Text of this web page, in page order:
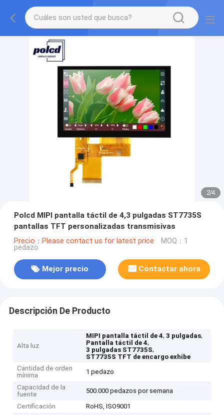
2/4
Polcd MIPI pantalla táctil de 4,3 pulgadas ST7735S
pantallas TFT personalizadas transmisivas
Precio：Please contact us for latest price MOQ：1
pedazo
Mejor precio Contactar ahora
Descripción De Producto
Alta luz
MIPI pantalla táctil de 4,3 pulgadas,
Pantalla táctil de 4,
3 pulgadas ST7735S,
ST7735S TFT de encargo exhibe
Cantidad de orden
mínima
1 pedazo
Capacidad de la
fuente
500.000 pedazos por semana
Certificación
RoHS, ISO9001